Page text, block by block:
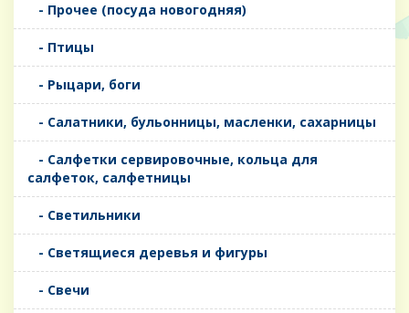
- Прочее (посуда новогодняя)
- Птицы
- Рыцари, боги
- Салатники, бульонницы, масленки, сахарницы
- Салфетки сервировочные, кольца для
салфеток, салфетницы
- Светильники
- Светящиеся деревья и фигуры
- Свечи